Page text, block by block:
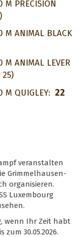
PRECISION
ANIMAL BLACK
ANIMAL LEVER
QUIGLEY: 22
veranstalten
Grimmelhausen-
organisieren.
Luxembourg
wenn Ihr Zeit habt
zum 30.05.2026.